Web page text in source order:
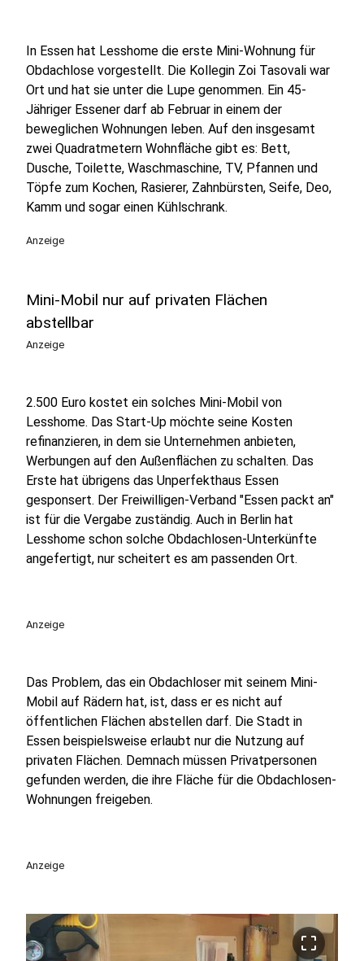
In Essen hat Lesshome die erste Mini-Wohnung für
Obdachlose vorgestellt. Die Kollegin Zoi Tasovali war
Ort und hat sie unter die Lupe genommen. Ein 45-
Jähriger Essener darf ab Februar in einem der
beweglichen Wohnungen leben. Auf den insgesamt
zwei Quadratmetern Wohnfläche gibt es: Bett,
Dusche, Toilette, Waschmaschine, TV, Pfannen und
Töpfe zum Kochen, Rasierer, Zahnbürsten, Seife, Deo,
Kamm und sogar einen Kühlschrank.
Anzeige
Mini-Mobil nur auf privaten Flächen
abstellbar
Anzeige
2.500 Euro kostet ein solches Mini-Mobil von
Lesshome. Das Start-Up möchte seine Kosten
refinanzieren, in dem sie Unternehmen anbieten,
Werbungen auf den Außenflächen zu schalten. Das
Erste hat übrigens das Unperfekthaus Essen
gesponsert. Der Freiwilligen-Verband "Essen packt an"
ist für die Vergabe zuständig. Auch in Berlin hat
Lesshome schon solche Obdachlosen-Unterkünfte
angefertigt, nur scheitert es am passenden Ort.
Anzeige
Das Problem, das ein Obdachloser mit seinem Mini-
Mobil auf Rädern hat, ist, dass er es nicht auf
öffentlichen Flächen abstellen darf. Die Stadt in
Essen beispielsweise erlaubt nur die Nutzung auf
privaten Flächen. Demnach müssen Privatpersonen
gefunden werden, die ihre Fläche für die Obdachlosen-
Wohnungen freigeben.
Anzeige
crop_free